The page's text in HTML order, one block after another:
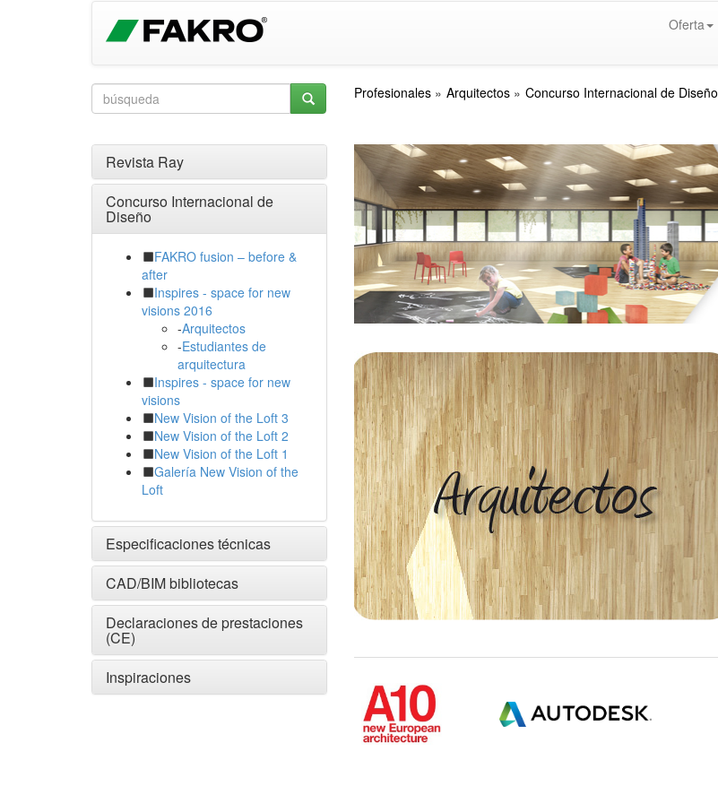
Oferta
Profesionales Arquitectos Concurso Internacional de Diseño
Revista Ray
Concurso Internacional de
Diseño
FAKRO fusion – before &
after
Inspires - space for new
visions 2016
-Arquitectos
-Estudiantes de
arquitectura
Inspires - space for new
visions
New Vision of the Loft 3
New Vision of the Loft 2
New Vision of the Loft 1
Galería New Vision of the
Loft
Especificaciones técnicas
CAD/BIM bibliotecas
Declaraciones de prestaciones
(CE)
Inspiraciones